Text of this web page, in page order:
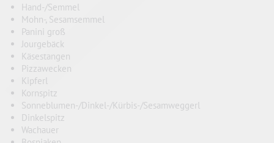
Hand-/Semmel
Mohn-, Sesamsemmel
Panini groß
Jourgebäck
Käsestangen
Pizzawecken
Kipferl
Kornspitz
Sonneblumen-/Dinkel-/Kürbis-/Sesamweggerl
Dinkelspitz
Wachauer